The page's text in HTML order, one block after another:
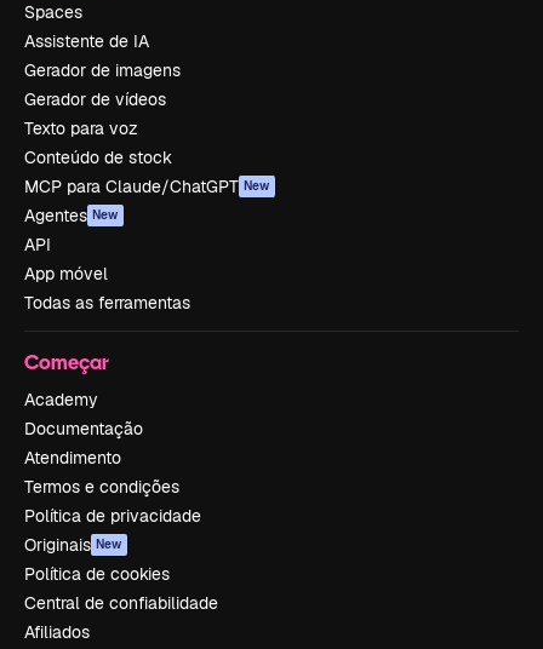
Spaces
Assistente de IA
Gerador de imagens
Gerador de vídeos
Texto para voz
Conteúdo de stock
MCP para Claude/ChatGPT New
Agentes New
API
App móvel
Todas as ferramentas
Começar
Academy
Documentação
Atendimento
Termos e condições
Política de privacidade
Originais New
Política de cookies
Central de confiabilidade
Afiliados